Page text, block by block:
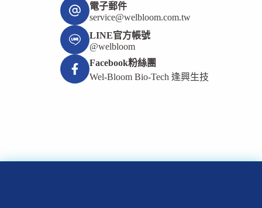
電子郵件
service@welbloom.com.tw
LINE官方帳號
@welbloom
Facebook粉絲團
Wel-Bloom Bio-Tech 逢興生技